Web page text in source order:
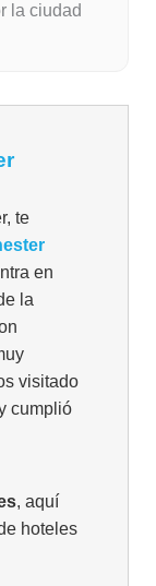
la ciudad
te
en
la
visitado
cumplió
, aquí
hoteles